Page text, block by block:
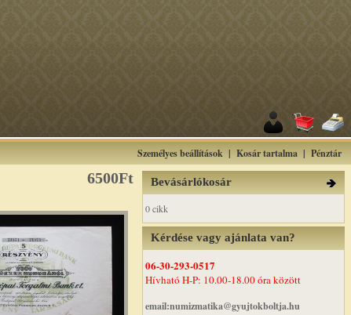
Személyes beállítások | Kosár tartalma | Pénztár
6500Ft Bevásárlókosár
0 cikk
Kérdése vagy ajánlata van?
06-30-293-0517
Hívható H-P: 10.00-18.00 óra között
email:numizmatika@gyujtokboltja.hu